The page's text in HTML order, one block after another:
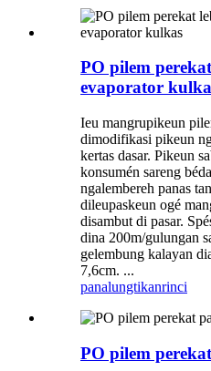
PO pilem
evaporator
Ieu mangrupikeun
dimodifikasi pikeun
kertas dasar. Pikeun
konsumén sareng
ngalembereh panas
dileupaskeun ogé
disambut di pasar.
dina 200m/gulungan
gelembung kalayan
7,6cm. ...
panalungtikanrinci
PO pilem